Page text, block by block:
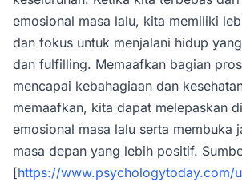
emosional masa lalu, kita memiliki
dan fokus untuk menjalani hidup
dan fulfilling. Memaafkan bagian
mencapai kebahagiaan dan
memaafkan, kita dapat melepaskan
emosional masa lalu serta membuka
masa depan yang lebih positif.
[https://www.psychologytoday.com/